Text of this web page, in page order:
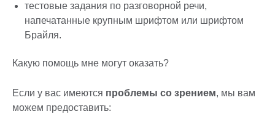
тестовые задания по разговорной речи,
напечатанные крупным шрифтом или шрифтом
Брайля.
Какую помощь мне могут оказать?
Если у вас имеются проблемы со зрением, мы вам
можем предоставить: